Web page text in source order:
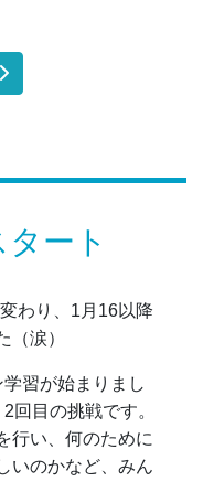
ート
わり、1月16以降
（涙）
習が始まりまし
回目の挑戦です。
行い、何のために
いのかなど、みん